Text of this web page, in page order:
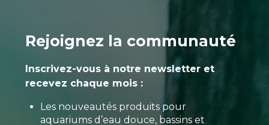
Rejoignez la communauté
Inscrivez-vous à notre newsletter et
recevez chaque mois :
Les nouveautés produits pour
aquariums d’eau douce, bassins et